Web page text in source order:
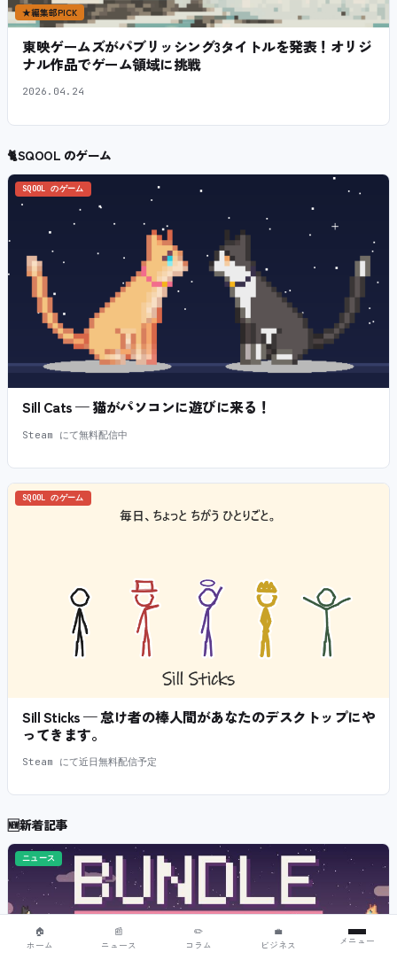
★編集部PICK
東映ゲームズがパブリッシング3タイトルを発表！オリジ
ナル作品でゲーム領域に挑戦
2026.04.24
🐈SQOOL のゲーム
SQOOL のゲーム
Sill Cats — 猫がパソコンに遊びに来る！
Steam にて無料配信中
SQOOL のゲーム
Sill Sticks — 怠け者の棒人間があなたのデスクトップにや
ってきます。
Steam にて近日無料配信予定
🆕新着記事
ニュース
🏠
ホーム
📰
ニュース
✏️
コラム
💼
ビジネス
メニュー